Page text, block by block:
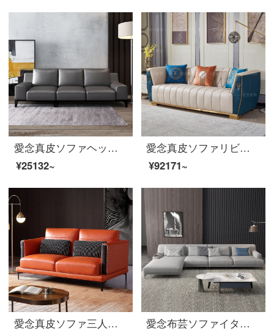
愛念真皮ソファヘッド層牛革三人の北欧サイズの回転角ソファセットはシンプルで現代客間家具1901葃深灰色【頭層ナパ/ダウンジャケット】シングルランキングです。
¥25132~
愛念真皮ソファリビング三人の軽い贅沢の後、現代の曲がり角ソファーの組み合わせは、軽奢な後部層の牛皮の大きさの戸型家具D 06〓頭層の真皮1+2+3の組み合わせです。
¥92171~
愛念真皮ソファ三人の頭の牛皮の大きさの回転角の砂の小さな家型の回転角度のソファーの組み合わせ意式の軽い豪華客間の家具1932〓ミカンの赤色【頭の層のナッパの皮/羽毛の柔らかい包み】双位+貴妃
愛念布芸ソファイタリア式極シンプルなサイズの戸型貴妃回転角ソファ北欧シンプルなリビングルーム家具YJ 007〓灰色のペア+シングル+貴妃（3.7メートル）